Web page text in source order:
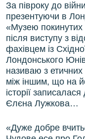
За півроку до
презентуючи в
«Музею покинутих
після виступу з
фахівцем із
Лондонського
називаю з етичних
між іншим, що на
історії
Єлєна Лужкова…
«Дуже добре